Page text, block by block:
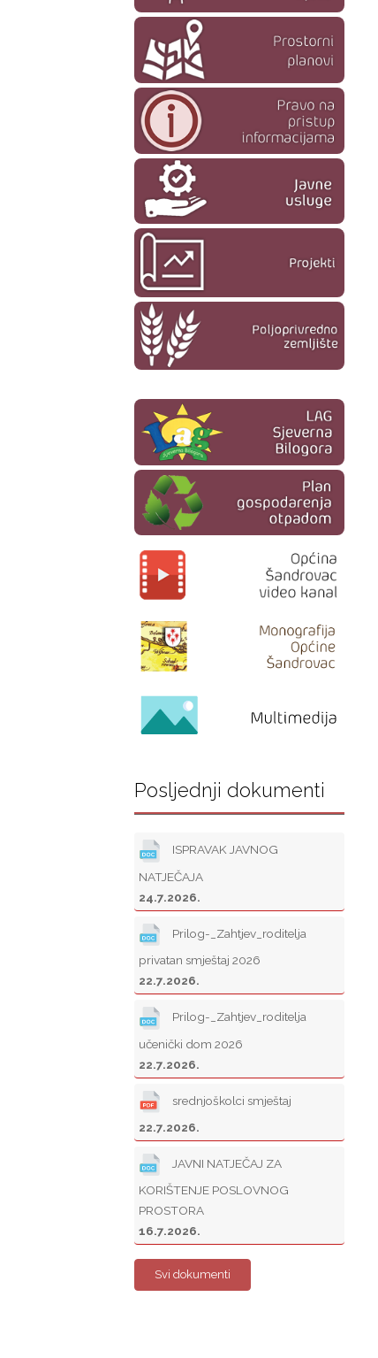
Posljednji dokumenti
ISPRAVAK JAVNOG
NATJEČAJA
24.7.2026.
Prilog-_Zahtjev_roditelja
privatan smještaj 2026
22.7.2026.
Prilog-_Zahtjev_roditelja
učenički dom 2026
22.7.2026.
srednjoškolci smještaj
22.7.2026.
JAVNI NATJEČAJ ZA
KORIŠTENJE POSLOVNOG
PROSTORA
16.7.2026.
Svi dokumenti